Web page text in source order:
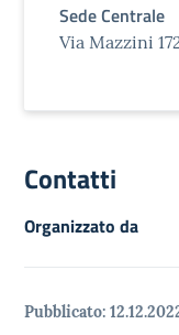
Sede Centrale
Via Mazzini
Contatti
Organizzato da
Pubblicato: